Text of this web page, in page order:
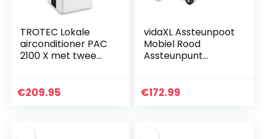
TROTEC Lokale
airconditioner PAC
2100 X met twee
koeling, ventilatie…
€209.95
vidaXL Assteunpoot
Mobiel Rood
Assteunpunt
r
€172.99